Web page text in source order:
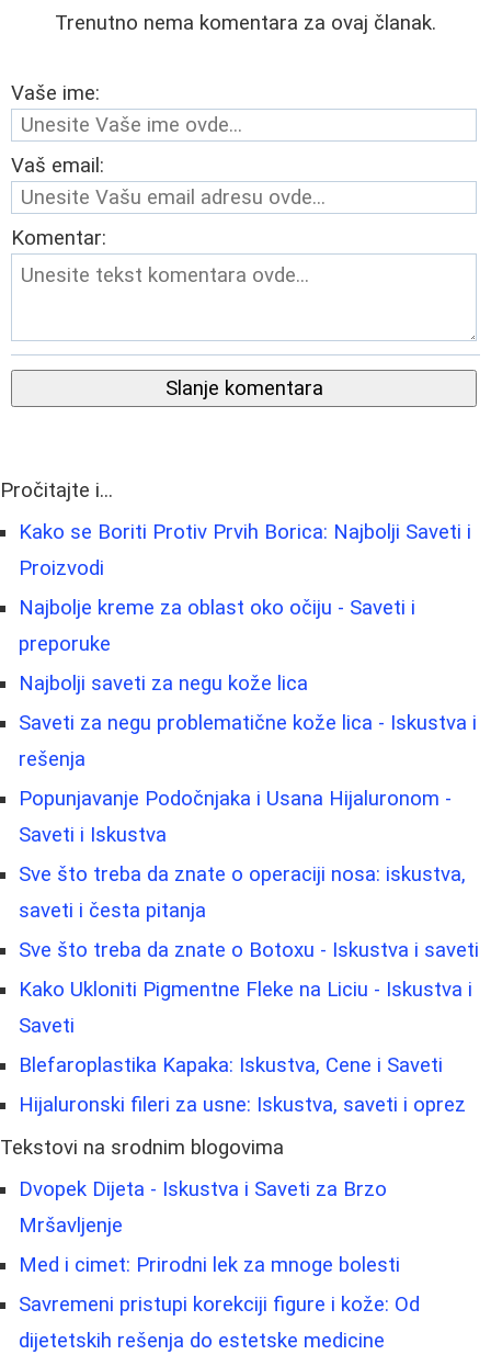
Trenutno nema komentara za ovaj članak.
Vaše ime:
Vaš email:
Komentar:
Slanje komentara
Pročitajte i...
Kako se Boriti Protiv Prvih Borica: Najbolji Saveti i
Proizvodi
Najbolje kreme za oblast oko očiju - Saveti i
preporuke
Najbolji saveti za negu kože lica
Saveti za negu problematične kože lica - Iskustva i
rešenja
Popunjavanje Podočnjaka i Usana Hijaluronom -
Saveti i Iskustva
Sve što treba da znate o operaciji nosa: iskustva,
saveti i česta pitanja
Sve što treba da znate o Botoxu - Iskustva i saveti
Kako Ukloniti Pigmentne Fleke na Liciu - Iskustva i
Saveti
Blefaroplastika Kapaka: Iskustva, Cene i Saveti
Hijaluronski fileri za usne: Iskustva, saveti i oprez
Tekstovi na srodnim blogovima
Dvopek Dijeta - Iskustva i Saveti za Brzo
Mršavljenje
Med i cimet: Prirodni lek za mnoge bolesti
Savremeni pristupi korekciji figure i kože: Od
dijetetskih rešenja do estetske medicine